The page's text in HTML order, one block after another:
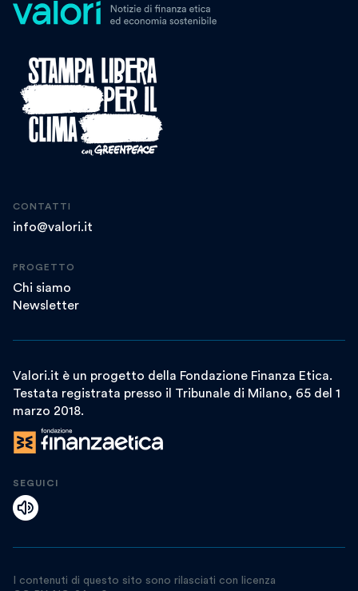
CONTATTI
info@valori.it
PROGETTO
Chi siamo
Newsletter
Valori.it è un progetto della Fondazione Finanza Etica.
Testata registrata presso il Tribunale di Milano, 65 del 1
marzo 2018.
SEGUICI
I contenuti di questo sito sono rilasciati con licenza